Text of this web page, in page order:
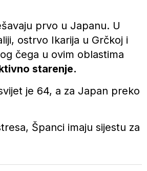
prvo u Japanu. U
ostrvo Ikarija u Grčkoj i
čega u ovim oblastima
starenje.
je 64, a za Japan preko
Španci imaju sijestu za